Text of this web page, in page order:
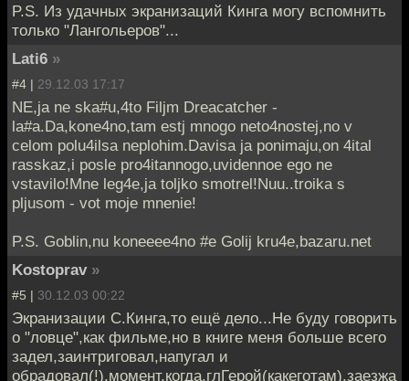
P.S. Из удачных экранизаций Кинга могу вспомнить
только "Лангольеров"...
Lati6 »
#4 | 29.12.03 17:17
NE,ja ne ska#u,4to Filjm Dreacatcher -
la#a.Da,kone4no,tam estj mnogo neto4nostej,no v
celom polu4ilsa neplohim.Davisa ja ponimaju,on 4ital
rasskaz,i posle pro4itannogo,uvidennoe ego ne
vstavilo!Mne leg4e,ja toljko smotrel!Nuu..troika s
pljusom - vot moje mnenie!
P.S. Goblin,nu koneeee4no #e Golij kru4e,bazaru.net
Kostoprav »
#5 | 30.12.03 00:22
Экранизации С.Кинга,то ещё дело...Не буду говорить
о "ловце",как фильме,но в книге меня больше всего
задел,заинтриговал,напугал и
обрадовал(!),момент,когда,глГерой(какеготам),заезжа